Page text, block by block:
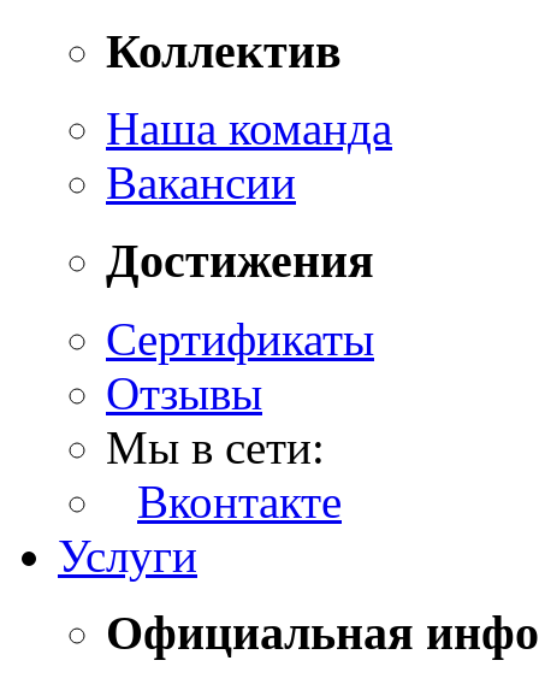
Коллектив
Наша команда
Вакансии
Достижения
Сертификаты
Отзывы
Мы в сети:
Вконтакте
Услуги
Официальная